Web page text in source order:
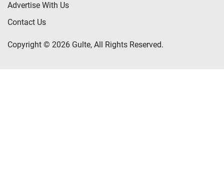
Advertise With Us
Contact Us
Copyright © 2026 Gulte, All Rights Reserved.